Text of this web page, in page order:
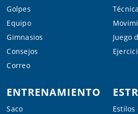
Golpes
Equipo
Gimnasios
Consejos
Correo
Juego
ENTRENAMIENTO
Saco
Estilos